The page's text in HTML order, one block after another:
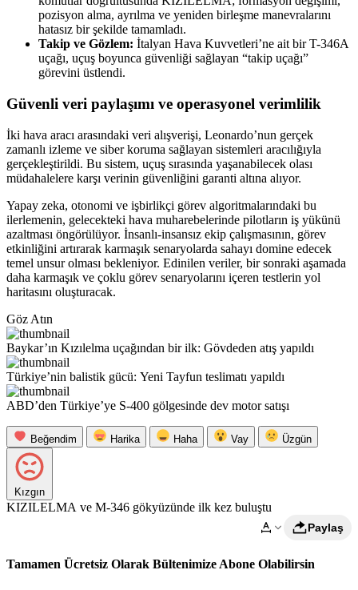
pozisyon alma, ayrılma ve yeniden birleşme manevralarını
hatasız bir şekilde tamamladı.
Takip ve Gözlem: İtalyan Hava Kuvvetleri’ne ait bir T-346A
uçağı, uçuş boyunca güvenliği sağlayan “takip uçağı”
görevini üstlendi.
Güvenli veri paylaşımı ve operasyonel verimlilik
İki hava aracı arasındaki veri alışverişi, Leonardo’nun gerçek
zamanlı izleme ve siber koruma sağlayan sistemleri aracılığıyla
gerçekleştirildi. Bu sistem, uçuş sırasında yaşanabilecek olası
müdahalelere karşı verinin güvenliğini garanti altına alıyor.
Yapay zeka, otonomi ve işbirlikçi görev algoritmalarındaki bu
ilerlemenin, gelecekteki hava muharebelerinde pilotların iş yükünü
azaltması öngörülüyor. İnsanlı-insansız ekip çalışmasının, görev
etkinliğini artırarak karmaşık senaryolarda sahayı domine edecek
temel unsur olması bekleniyor. Edinilen veriler, bir sonraki aşamada
daha karmaşık ve çoklu görev senaryolarını içeren testlerin yol
haritasını oluşturacak.
Göz Atın
Baykar’ın Kızılelma uçağından bir ilk: Gövdeden atış yapıldı
Türkiye’nin balistik gücü: Yeni Tayfun teslimatı yapıldı
ABD’den Türkiye’ye S-400 gölgesinde dev motor satışı
Beğendim Harika Haha Vay Üzgün
Kızgın
KIZILELMA ve M-346 gökyüzünde ilk kez buluştu
Paylaş
Tamamen Ücretsiz Olarak Bültenimize Abone Olabilirsin